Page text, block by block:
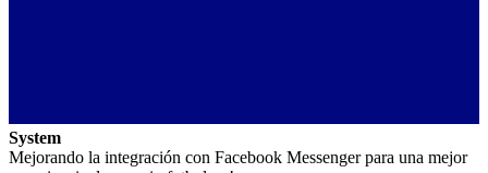
System
Mejorando la integración con Facebook Messenger para una mejor